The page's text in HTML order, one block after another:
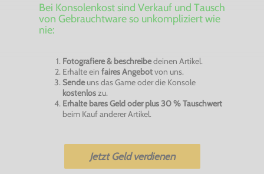
Bei Konsolenkost sind Verkauf und Tausch
von Gebrauchtware so unkompliziert wie
nie:
Fotografiere & beschreibedeinen Artikel.
Erhalte ein faires Angebotvon uns.
Sendeuns das Game oder die Konsole
kostenloszu.
Erhalte bares Geld oder plus 30 % Tauschwert
beim Kauf anderer Artikel.
Jetzt Geld verdienen